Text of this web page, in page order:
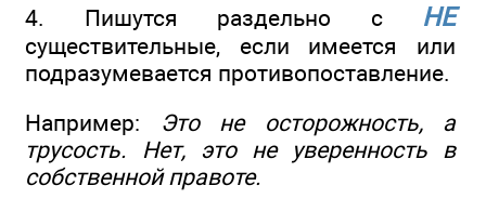
4. Пишутся раздельно с НЕ
существительные, если имеется или
подразумевается противопоставление.
Например: Это не осторожность, а
трусость. Нет, это не уверенность в
собственной правоте.